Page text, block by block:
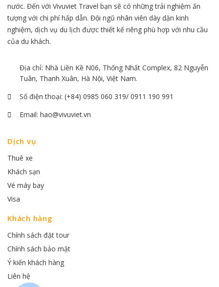
nước. Đến với Vivuviet Travel bạn sẽ có những trải nghiệm ấn
tượng với chi phí hấp dẫn. Đội ngũ nhân viên dày dặn kinh
nghiệm, dịch vụ du lịch được thiết kế riêng phù hợp với nhu cầu
của du khách.
Địa chỉ: Nhà Liền Kề N06, Thống Nhất Complex, 82 Nguyễn
Tuân, Thanh Xuân, Hà Nội, Việt Nam.
Số điện thoại: (+84) 0985 060 319/ 0911 190 991
Email: hao@vivuviet.vn
Dịch vụ
Thuê xe
Khách sạn
Vé máy bay
Visa
Khách hàng
Chính sách đặt tour
Chính sách bảo mật
Ý kiến khách hàng
Liên hệ